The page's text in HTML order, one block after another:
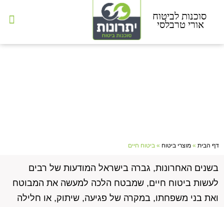
דף הבית » מוצרי ביטוח » ביטוח חיים
בשנים האחרונות, גברה בישראל המודעות של רבים
לעשות ביטוח חיים, שמבטח הלכה למעשה את המבוטח
ואת בני משפחתו, במקרה של פגיעה, שיתוק, או חלילה